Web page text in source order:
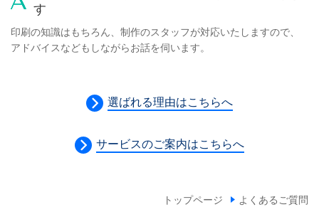
す
印刷の知識はもちろん、制作のスタッフが対応いたしますので、
アドバイスなどもしながらお話を伺います。
選ばれる理由はこちらへ
サービスのご案内はこちらへ
トップページ よくあるご質問